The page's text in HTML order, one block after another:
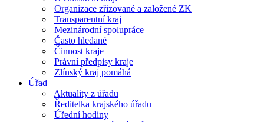
Organizace zřizované a založené ZK
Transparentní kraj
Mezinárodní spolupráce
Často hledané
Činnost kraje
Právní předpisy kraje
Zlínský kraj pomáhá
Úřad
Aktuality z úřadu
Ředitelka krajského úřadu
Úřední hodiny